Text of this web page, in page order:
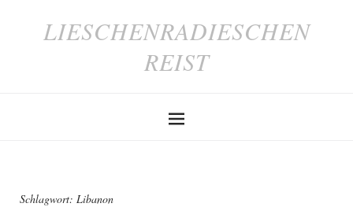
LIESCHENRADIESCHEN
REIST
Schlagwort: Libanon